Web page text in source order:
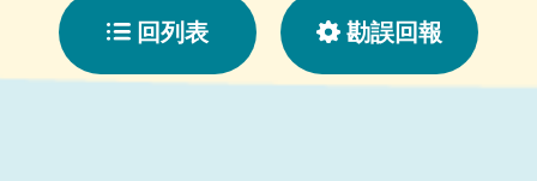
回列表 勘誤回報